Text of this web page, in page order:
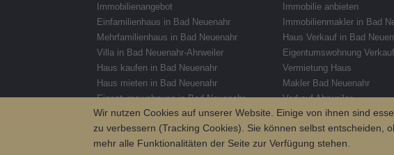
Immobilienangebot
Einfamilienhaus in Bad Neuenahr
Mehrfamilienhaus in Bad Neuenahr
Villa in Bad Neuenahr-Ahrweiler
Haus kaufen in Bad Neuenahr
Haus mieten in Bad Neuenahr
Eigentumswohnung in Bad Neuenahr
Mietwohnung in Bad Neuenahr
Immobilie anbieten
Immobilienmakler in Bad
Haus Verkauf in Bad
Eigentumswohnung Verkauf
Vermietung Haus
Makler Bad Neuenahr
Verkauf Ahrweiler
Immobilienbüro Grafschaft
Wir nutzen Cookies auf unserer Website. Einige von ihnen sind
zu verbessern (Tracking Cookies). Sie können selbst entscheiden,
mehr alle Funktionalitäten der Seite zur Verfügung stehen.